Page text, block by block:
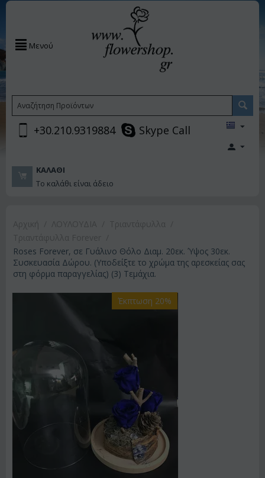
Μενού
+30.210.9319884 Skype Call
ΚΑΛΆΘΙ
Το καλάθι είναι άδειο
Roses Forever, σε Γυάλινο Θόλο Διαμ. 20εκ. Ύψος 30εκ.
Συσκευασία Δώρου. (Υποδείξτε το χρώμα της αρεσκείας σας
στη φόρμα παραγγελίας) (3) Τεμάχια.
Έκπτωση 20%